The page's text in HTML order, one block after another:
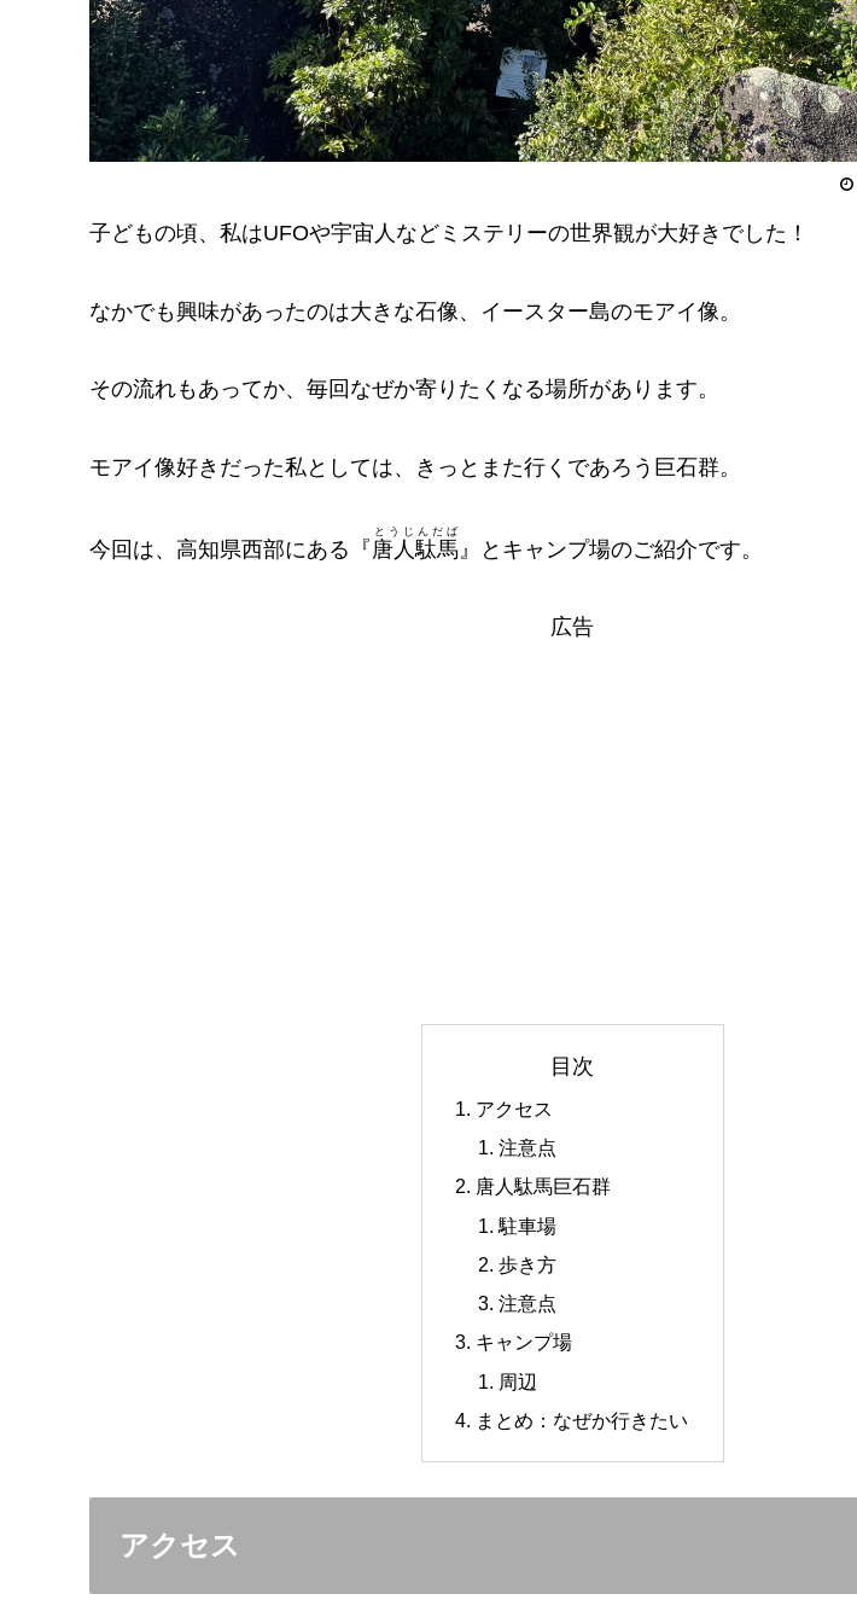
子どもの頃、私はUFOや宇宙人などミステリーの世界観が大好きでした！
なかでも興味があったのは大きな石像、イースター島のモアイ像。
その流れもあってか、毎回なぜか寄りたくなる場所があります。
モアイ像好きだった私としては、きっとまた行くであろう巨石群。
今回は、高知県西部にある『 唐人駄馬
とうじんだば
』とキャンプ場のご紹介です。
広告
目次
アクセス
注意点
唐人駄馬巨石群
駐車場
歩き方
注意点
キャンプ場
周辺
まとめ：なぜか行きたい
アクセス